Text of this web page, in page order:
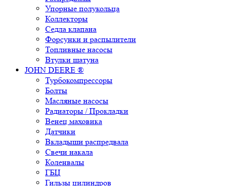
Упорные полукольца
Коллекторы
Седла клапана
Форсунки и распылители
Топливные насосы
Втулки шатуна
JOHN DEERE ®
Турбокомпрессоры
Болты
Масляные насосы
Радиаторы / Прокладки
Венец маховика
Датчики
Вкладыши распредвала
Свечи накала
Коленвалы
ГБЦ
Гильзы цилиндров